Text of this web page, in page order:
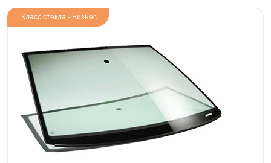
Класс стекла - Бизнес